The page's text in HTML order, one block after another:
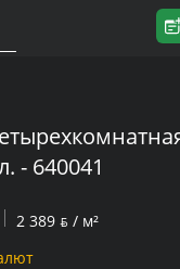
- 640041
2 389 BYN / м²